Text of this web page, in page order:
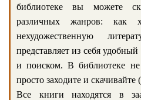
библиотеке вы можете
различных жанров: как
нехудожественную
представляет из себя
и поиском. В библиотеке не
просто заходите и скачивайте
Все книги находятся в